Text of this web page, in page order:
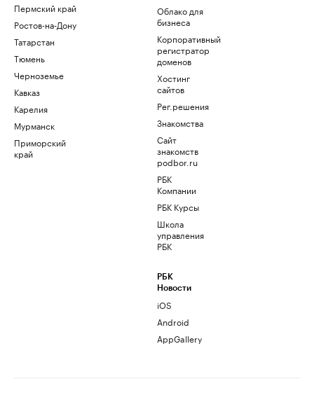
Пермский край
Ростов-на-Дону
Татарстан
Тюмень
Черноземье
Кавказ
Карелия
Мурманск
Приморский
край
Облако для
бизнеса
Корпоративный
регистратор
доменов
Хостинг
сайтов
Рег.решения
Знакомства
Сайт
знакомств
podbor.ru
РБК
Компании
РБК Курсы
Школа
управления
РБК
РБК
Новости
iOS
Android
AppGallery